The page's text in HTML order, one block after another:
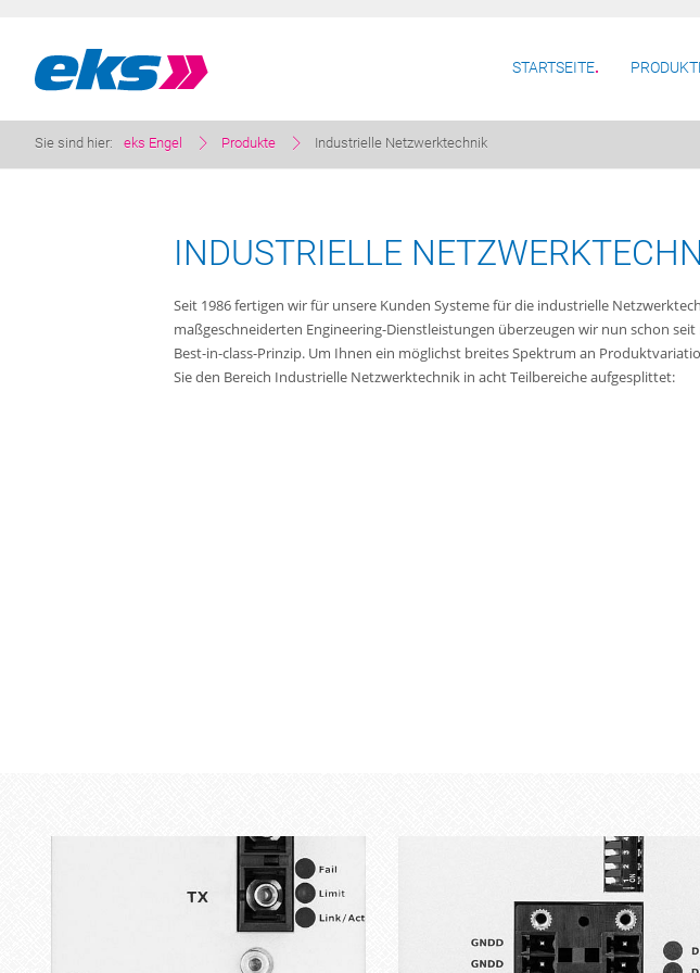
STARTSEITE
Sie sind hier: eks Engel Produkte Industrielle Netzwerktechnik
INDUSTRIELLE
Seit 1986 fertigen wir für unsere Kunden Systeme für die industrielle
maßgeschneiderten Engineering-Dienstleistungen überzeugen wir nun schon seit
Best-in-class-Prinzip. Um Ihnen ein möglichst breites Spektrum an
Sie den Bereich Industrielle Netzwerktechnik in acht Teilbereiche aufgesplittet: